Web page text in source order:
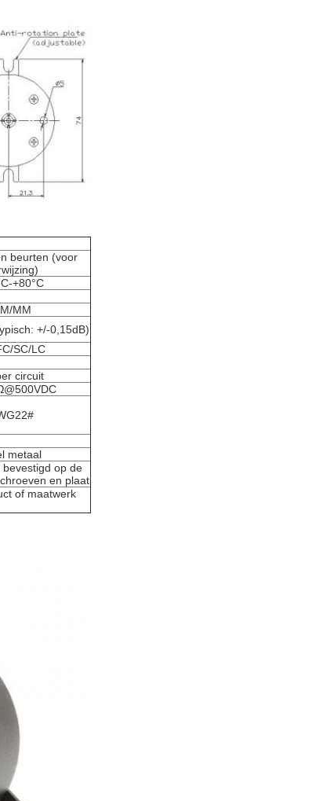
beurten (voor
+80°C
MM
+/-0,15dB)
SC/LC
circuit
metaal
bevestigd op de
en plaat
of maatwerk